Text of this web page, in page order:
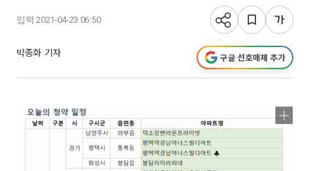
입력 2021-04-23 06:50
박종화 기자 구글 선호매체 추가